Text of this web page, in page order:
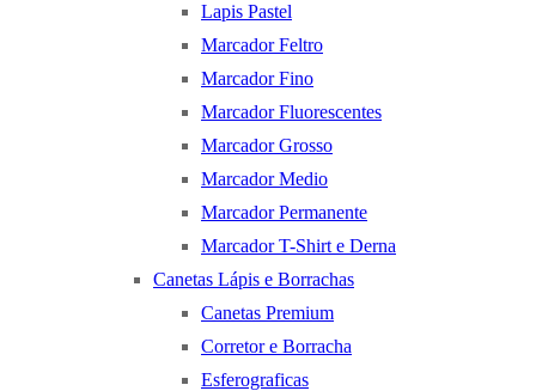
Lapis Pastel
Marcador Feltro
Marcador Fino
Marcador Fluorescentes
Marcador Grosso
Marcador Medio
Marcador Permanente
Marcador T-Shirt e Derna
Canetas Lápis e Borrachas
Canetas Premium
Corretor e Borracha
Esferograficas